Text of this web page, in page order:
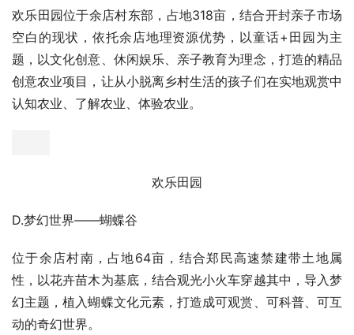
有轨小火车
B.开封最大民宿集聚群——宿集
宿集位于余店村中心，占地283亩（包含原住民），通过前
品。其中旅游客栈：1000间、精品民宿：500间、康养民
宿集
C.童话王国——欢乐田园